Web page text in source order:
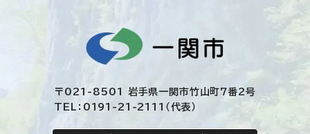
〒021-8501 岩手県一関市竹山町7番2号
TEL：0191-21-2111（代表）